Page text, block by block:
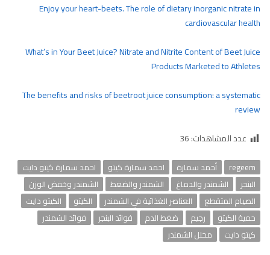
Enjoy your heart-beets. The role of dietary inorganic nitrate in
cardiovascular health
What’s in Your Beet Juice? Nitrate and Nitrite Content of Beet Juice
Products Marketed to Athletes
The benefits and risks of beetroot juice consumption: a systematic
review
عدد المشاهدات:36
regeem أحمد سمارة احمد سمارة كيتو
احمد سمارة كيتو دايت
البنجر
الشمندر والدماغ الشمندر والضغط
الشمندر وخفض الوزن
الصيام المتقطع
العناصر الغذائية في الشمندر الكيتو
الكيتو دايت
حمية الكيتو
رجيم ضغط الدم فوائد البنجر
فوائد الشمندر
كيتو دايت
مخلل الشمندر